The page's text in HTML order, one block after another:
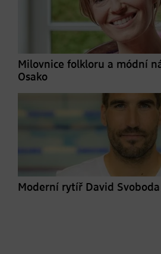
Milovnice folkloru a módní
Osako
Moderní rytíř David Svoboda